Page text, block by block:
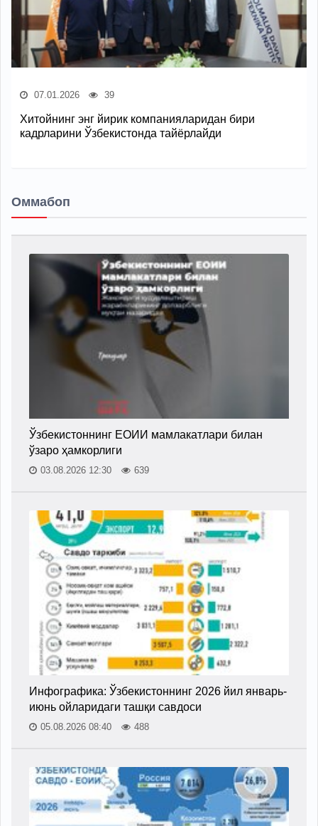
07.01.2026 39
Хитойнинг энг йирик компанияларидан бири
кадрларини Ўзбекистонда тайёрлайди
Оммабоп
Ўзбекистоннинг ЕОИИ мамлакатлари билан
ўзаро ҳамкорлиги
03.08.2026 12:30 639
Инфографика: Ўзбекистоннинг 2026 йил январь-
июнь ойларидаги ташқи савдоси
05.08.2026 08:40 488